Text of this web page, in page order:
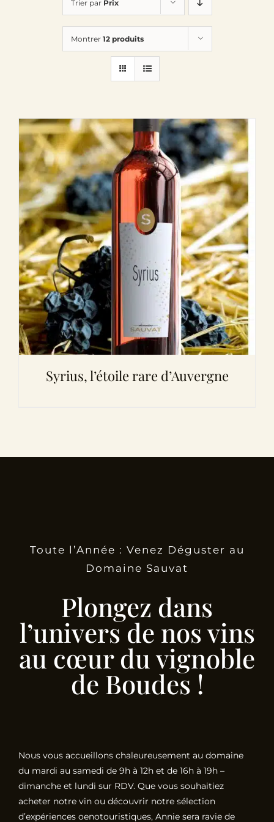
Le Domaine
Œnotourisme
Actualités
Partenaires
Contactez-nous
Trier par Prix
Montrer 12 produits
Syrius, l’étoile rare d’Auvergne
Toute l’Année : Venez Déguster au
Domaine Sauvat
Plongez dans
l’univers de nos vins
au cœur du vignoble
de Boudes !
Nous vous accueillons chaleureusement au domaine
du mardi au samedi de 9h à 12h et de 16h à 19h –
dimanche et lundi sur RDV. Que vous souhaitiez
acheter notre vin ou découvrir notre sélection
d’expériences oenotouristiques, Annie sera ravie de